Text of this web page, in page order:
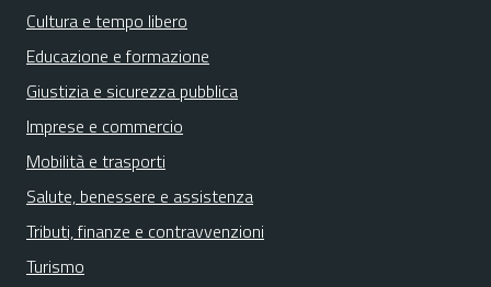
Cultura e tempo libero
Educazione e formazione
Giustizia e sicurezza pubblica
Imprese e commercio
Mobilità e trasporti
Salute, benessere e assistenza
Tributi, finanze e contravvenzioni
Turismo